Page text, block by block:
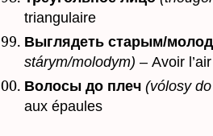
triangulaire
Выглядеть старым/
stárym/molodym) – Avoir
Волосы до плеч (vólosy
aux épaules